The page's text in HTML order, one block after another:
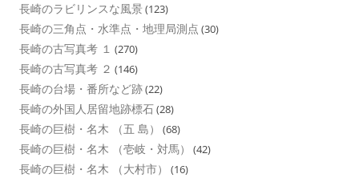
長崎のラビリンスな風景 (123)
長崎の三角点・水準点・地理局測点 (30)
長崎の古写真考 １ (270)
長崎の古写真考 ２ (146)
長崎の台場・番所など跡(22)
長崎の外国人居留地跡標石(28)
長崎の巨樹・名木 （五 島） (68)
長崎の巨樹・名木 （壱岐・対馬） (42)
長崎の巨樹・名木 （大村市） (16)